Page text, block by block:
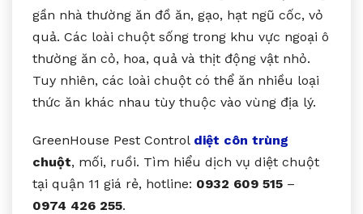
gần nhà thường ăn đồ ăn, gạo, hạt ngũ cốc, vỏ
quả. Các loài chuột sống trong khu vực ngoại ô
thường ăn cỏ, hoa, quả và thịt động vật nhỏ.
Tuy nhiên, các loài chuột có thể ăn nhiều loại
thức ăn khác nhau tùy thuộc vào vùng địa lý.
GreenHouse Pest Control diệt côn trùng
chuột, mối, ruồi. Tìm hiểu dịch vụ diệt chuột
tại quận 11 giá rẻ, hotline: 0932 609 515 –
0974 426 255.